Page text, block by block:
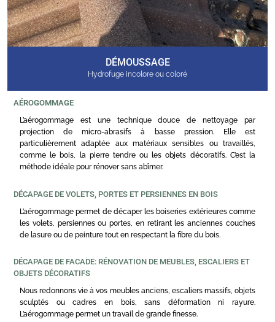
DÉMOUSSAGE
Hydrofuge incolore ou coloré
AÉROGOMMAGE
L’aérogommage est une technique douce de nettoyage par
projection de micro-abrasifs à basse pression. Elle est
particulièrement adaptée aux matériaux sensibles ou travaillés,
comme le bois, la pierre tendre ou les objets décoratifs. C’est la
méthode idéale pour rénover sans abîmer.
DÉCAPAGE DE VOLETS, PORTES ET PERSIENNES EN BOIS
L’aérogommage permet de décaper les boiseries extérieures comme
les volets, persiennes ou portes, en retirant les anciennes couches
de lasure ou de peinture tout en respectant la fibre du bois.
DÉCAPAGE DE FACADE: RÉNOVATION DE MEUBLES, ESCALIERS ET
OBJETS DÉCORATIFS
Nous redonnons vie à vos meubles anciens, escaliers massifs, objets
sculptés ou cadres en bois, sans déformation ni rayure.
L’aérogommage permet un travail de grande finesse.